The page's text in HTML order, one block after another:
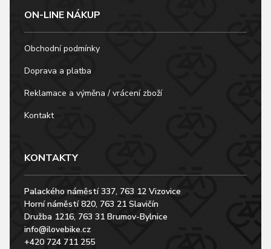
ON-LINE NÁKUP
Obchodní podmínky
Doprava a platba
Reklamace a výměna / vrácení zboží
Kontakt
KONTAKTY
Palackého náměstí 337, 763 12 Vizovice
Horní náměstí 820, 763 21 Slavičín
Družba 1216, 763 31 Brumov-Bylnice
info@ilovebike.cz
+420 724 711 255